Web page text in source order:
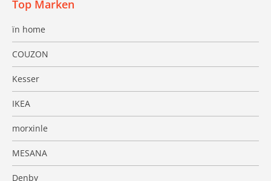
Top Marken
ïn home
COUZON
Kesser
IKEA
morxinle
MESANA
Denby